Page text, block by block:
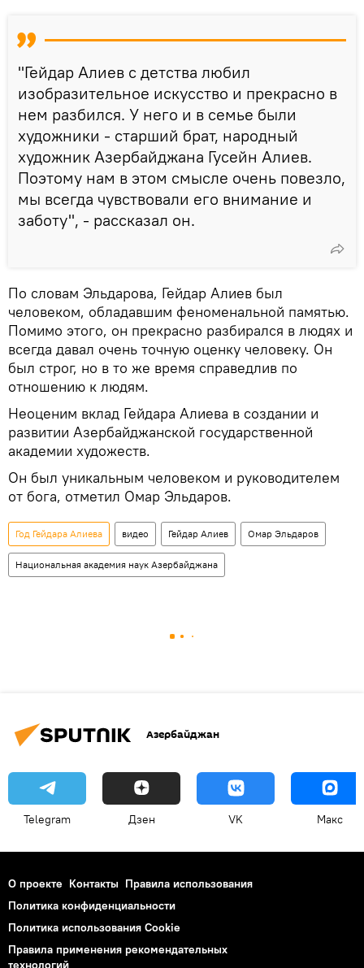
"Гейдар Алиев с детства любил
изобразительное искусство и прекрасно в
нем разбился. У него и в семье были
художники - старший брат, народный
художник Азербайджана Гусейн Алиев.
Поэтому нам в этом смысле очень повезло,
мы всегда чувствовали его внимание и
заботу", - рассказал он.
По словам Эльдарова, Гейдар Алиев был
человеком, обладавшим феноменальной памятью.
Помимо этого, он прекрасно разбирался в людях и
всегда давал очень точную оценку человеку. Он
был строг, но в то же время справедлив по
отношению к людям.
Неоценим вклад Гейдара Алиева в создании и
развитии Азербайджанской государственной
академии художеств.
Он был уникальным человеком и руководителем
от бога, отметил Омар Эльдаров.
Год Гейдара Алиева видео Гейдар Алиев Омар Эльдаров
Национальная академия наук Азербайджана
Азербайджан
Telegram Дзен VK Макс
О проекте Контакты Правила использования
Политика конфиденциальности
Политика использования Cookie
Правила применения рекомендательных
технологий